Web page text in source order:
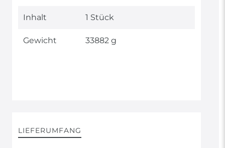
Inhalt 1 Stück
Gewicht 33882 g
LIEFERUMFANG